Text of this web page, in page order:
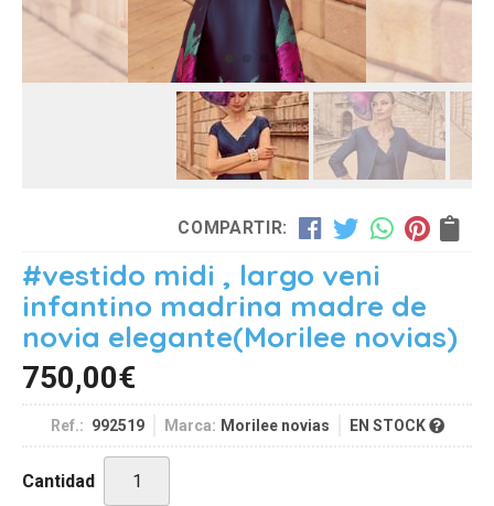
COMPARTIR:
#vestido midi , largo veni
infantino madrina madre de
novia elegante(Morilee novias)
750,00€
Ref.: 992519 Marca: Morilee novias EN STOCK
Cantidad